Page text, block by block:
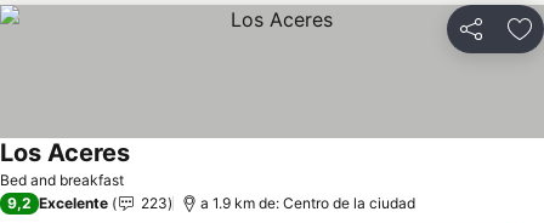
Compartir
Bed and breakfast
Los AceresVer precios
9,2 Excelente 223 a 1.9 km de: Centro de la ciudad